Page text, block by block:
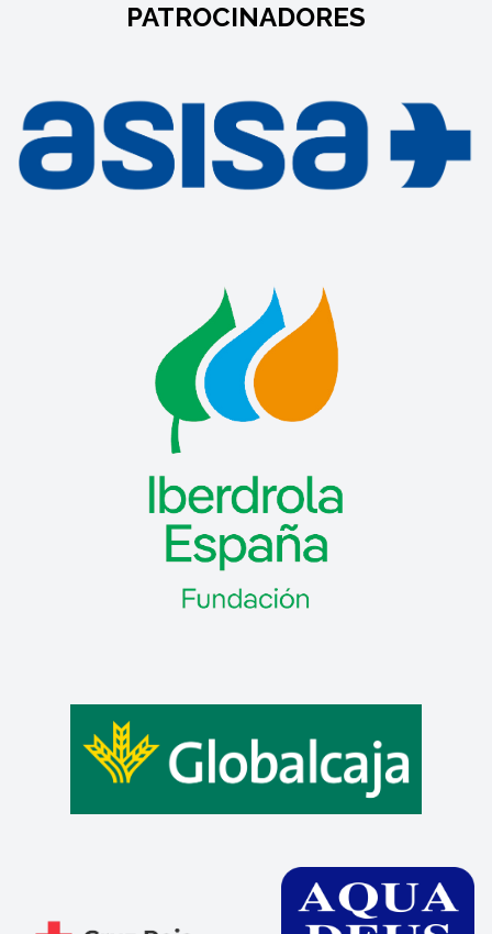
PATROCINADORES